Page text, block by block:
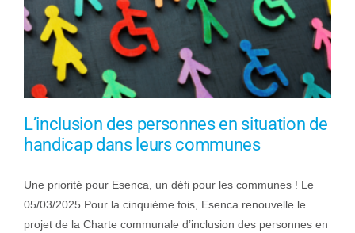
L’inclusion des personnes en situation de
handicap dans leurs communes
Une priorité pour Esenca, un défi pour les communes ! Le
05/03/2025 Pour la cinquième fois, Esenca renouvelle le
projet de la Charte communale d’inclusion des personnes en